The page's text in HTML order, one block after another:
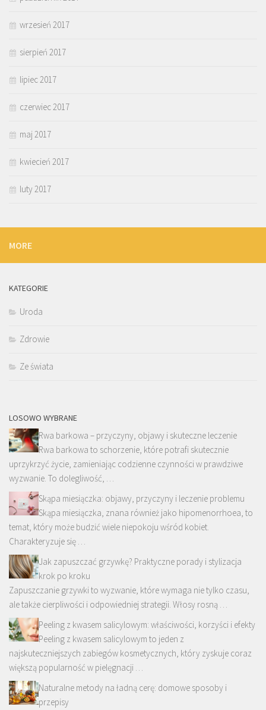
wrzesień 2017
sierpień 2017
lipiec 2017
czerwiec 2017
maj 2017
kwiecień 2017
luty 2017
MORE
KATEGORIE
Uroda
Zdrowie
Ze świata
LOSOWO WYBRANE
Rwa barkowa – przyczyny, objawy i skuteczne leczenie
Rwa barkowa to schorzenie, które potrafi skutecznie
uprzykrzyć życie, zamieniając codzienne czynności w prawdziwe
wyzwanie. To dolegliwość, …
Skąpa miesiączka: objawy, przyczyny i leczenie problemu
Skąpa miesiączka, znana również jako hipomenorrhoea, to
temat, który może budzić wiele niepokoju wśród kobiet.
Charakteryzuje się …
Jak zapuszczać grzywkę? Praktyczne porady i stylizacja
krok po kroku
Zapuszczanie grzywki to wyzwanie, które wymaga nie tylko czasu,
ale także cierpliwości i odpowiedniej strategii. Włosy rosną …
Peeling z kwasem salicylowym: właściwości, korzyści i efekty
Peeling z kwasem salicylowym to jeden z
najskuteczniejszych zabiegów kosmetycznych, który zyskuje coraz
większą popularność w pielęgnacji …
Naturalne metody na ładną cerę: domowe sposoby i
przepisy